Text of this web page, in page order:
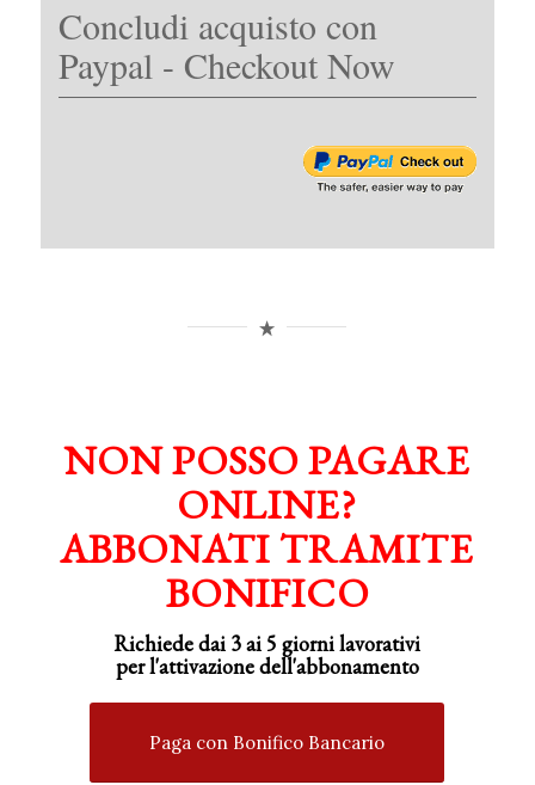
Concludi acquisto con
Paypal - Checkout Now
NON POSSO PAGARE
ONLINE?
ABBONATI TRAMITE
BONIFICO
Richiede dai 3 ai 5 giorni lavorativi
perl'attivazionedell'abbonamento
Paga con Bonifico Bancario